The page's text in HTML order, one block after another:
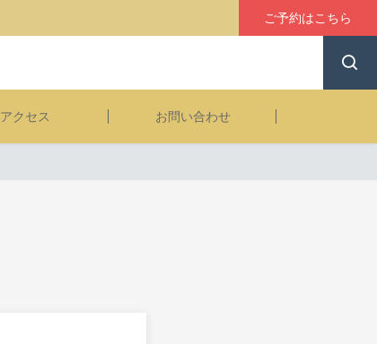
ご予約はこちら
アクセス お問い合わせ